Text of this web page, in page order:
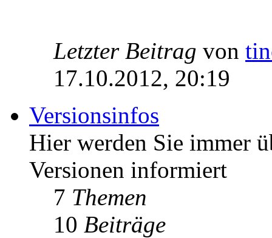
Letzter Beitrag von
17.10.2012, 20:19
Versionsinfos
Hier werden Sie immer
Versionen informiert
7 Themen
10 Beiträge